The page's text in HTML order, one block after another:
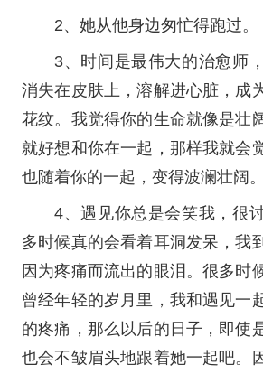
2、她从他身边匆忙得跑过。
3、时间是最伟大的治愈师
消失在皮肤上，溶解进心脏，成
花纹。我觉得你的生命就像是壮
就好想和你在一起，那样我就会
也随着你的一起，变得波澜壮阔。
4、遇见你总是会笑我，很
多时候真的会看着耳洞发呆，我
因为疼痛而流出的眼泪。很多时
曾经年轻的岁月里，我和遇见一
的疼痛，那么以后的日子，即使
也会不皱眉头地跟着她一起吧。